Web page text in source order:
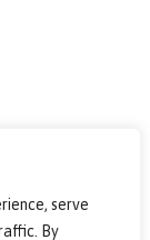
serve
By